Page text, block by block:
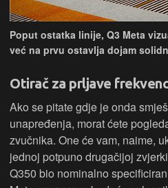
Poput ostatka linije, Q3 Meta
već na prvu ostavlja dojam
Otirač za prljave
Ako se pitate gdje je onda
unapređenja, morat ćete
zvučnika. One će vam, naime,
jednoj potpuno drugačijoj
Q350 bio nominalno